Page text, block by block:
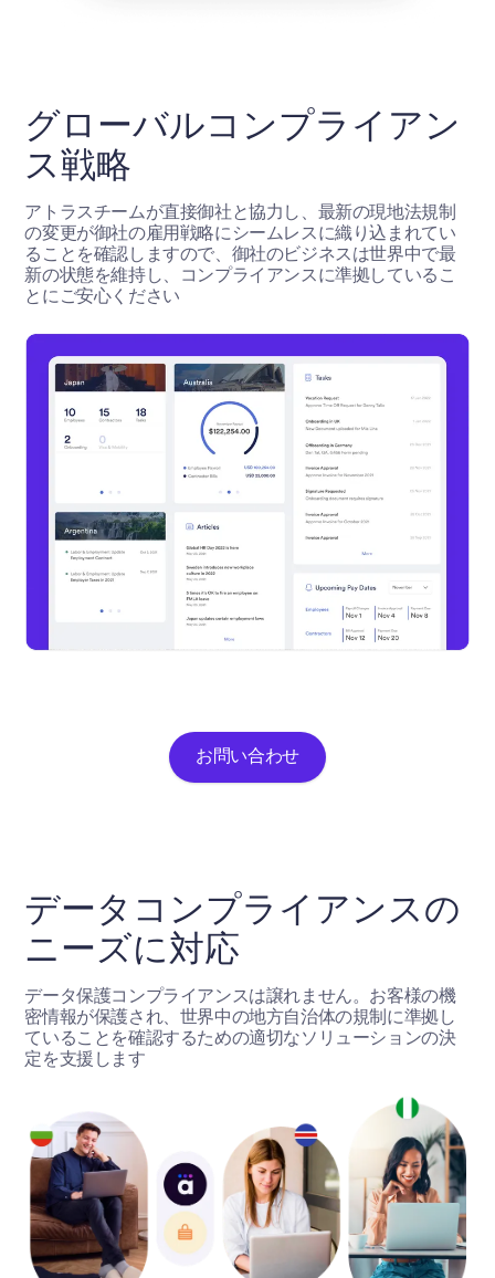
グローバルコンプライアン
ス戦略
アトラスチームが直接御社と協力し、最新の現地法規制
の変更が御社の雇用戦略にシームレスに織り込まれてい
ることを確認しますので、御社のビジネスは世界中で最
新の状態を維持し、コンプライアンスに準拠しているこ
とにご安心ください
お問い合わせ
データコンプライアンスの
ニーズに対応
データ保護コンプライアンスは譲れません。お客様の機
密情報が保護され、世界中の地方自治体の規制に準拠し
ていることを確認するための適切なソリューションの決
定を支援します